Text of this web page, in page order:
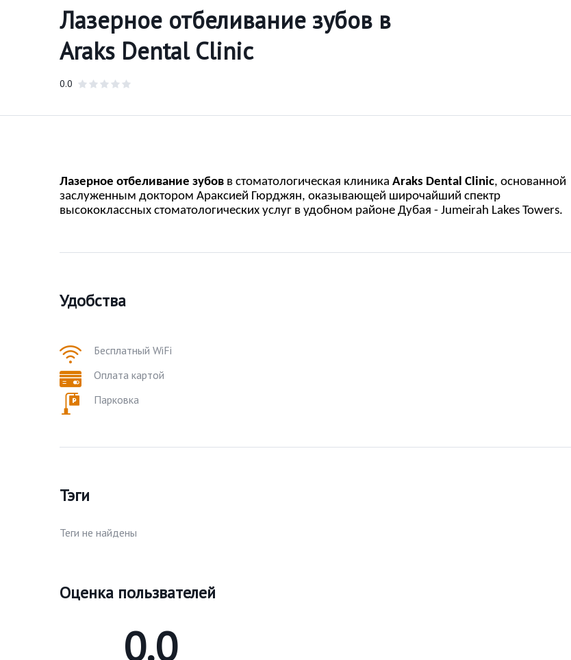
Лазерное отбеливание зубов в
Araks Dental Clinic
0.0
Лазерное отбеливание зубов в стоматологическая клиника Araks Dental Clinic, основанной
заслуженным доктором Араксией Гюрджян, оказывающей широчайший спектр
высококлассных стоматологических услуг в удобном районе Дубая - Jumeirah Lakes Towers.
Удобства
Бесплатный WiFi
Оплата картой
Парковка
Тэги
Теги не найдены
Оценка пользвателей
0.0